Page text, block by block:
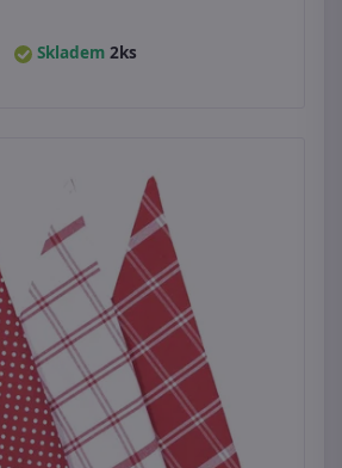
Skladem 2ks